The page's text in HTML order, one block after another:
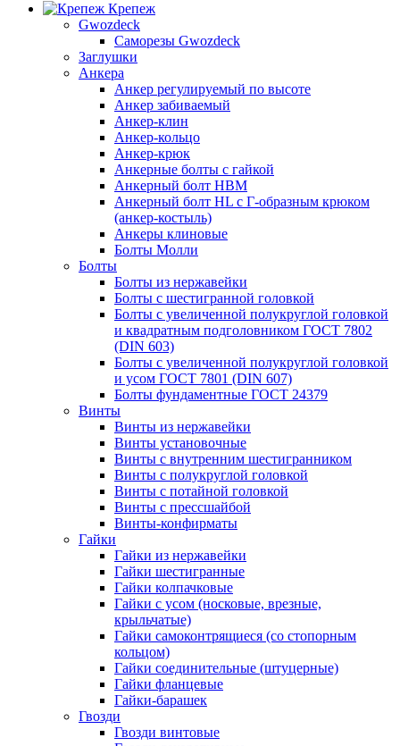
Крепеж
Gwozdeck
Саморезы Gwozdeck
Заглушки
Анкера
Анкер регулируемый по высоте
Анкер забиваемый
Анкер-клин
Анкер-кольцо
Анкер-крюк
Анкерные болты с гайкой
Анкерный болт HBM
Анкерный болт HL c Г-образным крюком
(анкер-костыль)
Анкеры клиновые
Болты Молли
Болты
Болты из нержавейки
Болты с шестигранной головкой
Болты с увеличенной полукруглой головкой
и квадратным подголовником ГОСТ 7802
(DIN 603)
Болты с увеличенной полукруглой головкой
и усом ГОСТ 7801 (DIN 607)
Болты фундаментные ГОСТ 24379
Винты
Винты из нержавейки
Винты установочные
Винты c внутренним шестигранником
Винты с полукруглой головкой
Винты с потайной головкой
Винты с прессшайбой
Винты-конфирматы
Гайки
Гайки из нержавейки
Гайки шестигранные
Гайки колпачковые
Гайки с усом (носковые, врезные,
крыльчатые)
Гайки самоконтрящиеся (со стопорным
кольцом)
Гайки соединительные (штуцерные)
Гайки фланцевые
Гайки-барашек
Гвозди
Гвозди винтовые